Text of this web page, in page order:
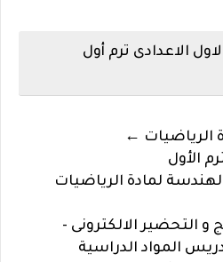
الاعدادى ترم أول
←
الأول
لمادة الرياضيات
التحضير الالكترونى -
المواد الدراسية